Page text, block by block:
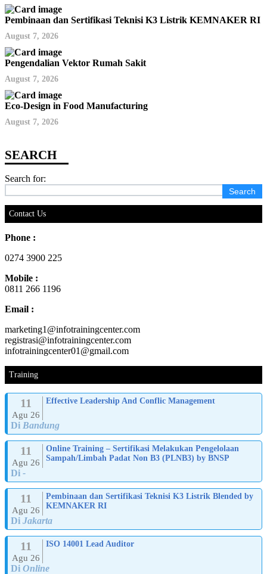
Pembinaan dan Sertifikasi Teknisi K3 Listrik KEMNAKER RI
August 7, 2026
Pengendalian Vektor Rumah Sakit
August 7, 2026
Eco-Design in Food Manufacturing
August 7, 2026
Search for:
Contact Us
Phone :
0274 3900 225
Mobile :
0811 266 1196
Email :
marketing1@infotrainingcenter.com
registrasi@infotrainingcenter.com
infotrainingcenter01@gmail.com
Training
11
Agu 26
Effective Leadership And Conflic Management
Di Bandung
11
Agu 26
Online Training – Sertifikasi Melakukan Pengelolaan
Sampah/Limbah Padat Non B3 (PLNB3) by BNSP
Di -
11
Agu 26
Pembinaan dan Sertifikasi Teknisi K3 Listrik Blended by
KEMNAKER RI
Di Jakarta
11
Agu 26
ISO 14001 Lead Auditor
Di Online